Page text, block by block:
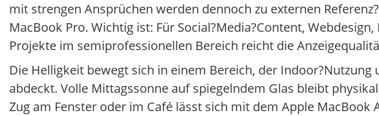
mit strengen Ansprüchen werden dennoch zu externen
MacBook Pro. Wichtig ist: Für Social?Media?Content,
Projekte im semiprofessionellen Bereich reicht die
Die Helligkeit bewegt sich in einem Bereich, der
abdeckt. Volle Mittagssonne auf spiegelndem Glas bleibt
Zug am Fenster oder im Café lässt sich mit dem Apple